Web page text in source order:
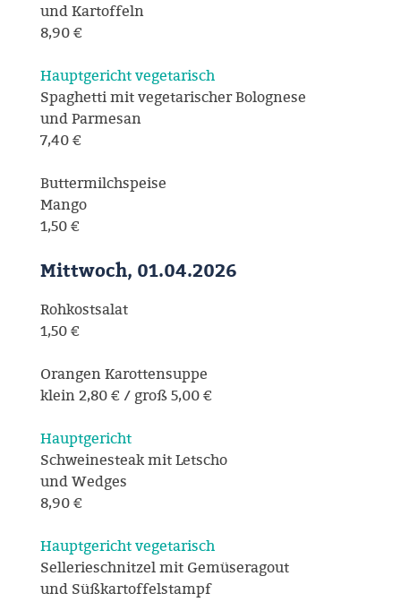
und Kartoffeln
8,90 €
Hauptgericht vegetarisch
Spaghetti mit vegetarischer Bolognese
und Parmesan
7,40 €
Buttermilchspeise
Mango
1,50 €
Mittwoch, 01.04.2026
Rohkostsalat
1,50 €
Orangen Karottensuppe
klein 2,80 € / groß 5,00 €
Hauptgericht
Schweinesteak mit Letscho
und Wedges
8,90 €
Hauptgericht vegetarisch
Sellerieschnitzel mit Gemüseragout
und Süßkartoffelstampf